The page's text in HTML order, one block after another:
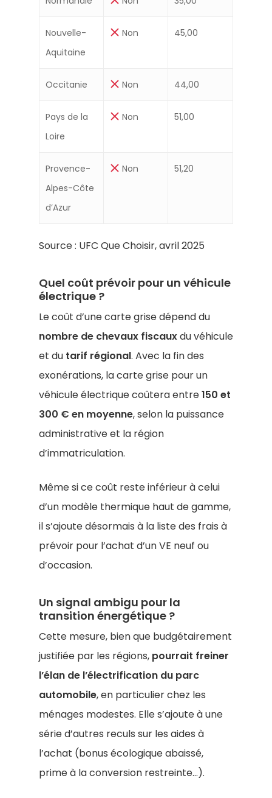
Nouvelle-
Aquitaine
Non 45,00
Occitanie Non 44,00
Pays de la
Loire
Non 51,00
Provence-
Alpes-Côte
d’Azur
Non 51,20
Source : UFC Que Choisir, avril 2025
Quel coût prévoir pour un véhicule
électrique ?
Le coût d’une carte grise dépend du
nombre de chevaux fiscauxdu véhicule
et du tarif régional. Avec la fin des
exonérations, la carte grise pour un
véhicule électrique coûtera entre150 et
300 € en moyenne, selon la puissance
administrative et la région
d’immatriculation.
Même si ce coût reste inférieur à celui
d’un modèle thermique haut de gamme,
il s’ajoute désormais à la liste des frais à
prévoir pour l’achat d’un VE neuf ou
d’occasion.
Un signal ambigu pour la
transition énergétique ?
Cette mesure, bien que budgétairement
justifiée par les régions, pourrait freiner
l’élan de l’électrification du parc
automobile, en particulier chez les
ménages modestes. Elle s’ajoute à une
série d’autres reculs sur les aides à
l’achat (bonus écologique abaissé,
prime à la conversion restreinte…).